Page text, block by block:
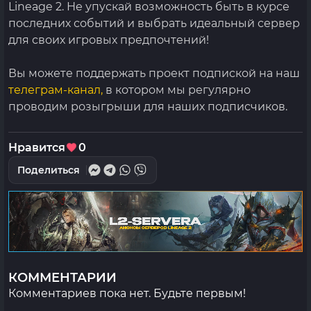
Lineage 2. Не упускай возможность быть в курсе
последних событий и выбрать идеальный сервер
для своих игровых предпочтений!
Вы можете поддержать проект подпиской на наш
телеграм-канал, в котором мы регулярно
проводим розыгрыши для наших подписчиков.
Нравится 0
Поделиться
КОММЕНТАРИИ
Комментариев пока нет. Будьте первым!